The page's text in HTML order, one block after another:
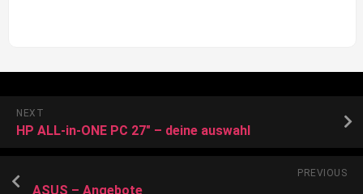
NEXT
HP ALL-in-ONE PC 27″ – deine auswahl
PREVIOUS
ASUS – Angebote